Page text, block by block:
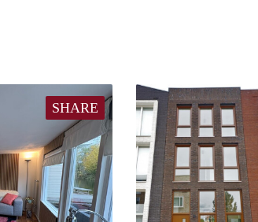
SHARE